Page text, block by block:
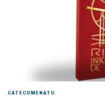
CATECUMENATO